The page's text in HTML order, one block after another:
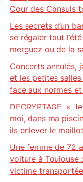
Cour des Consuls
Les secrets d’un
se régaler tout
merguez ou de la
Concerts annulés,
et les petites
face aux normes
DECRYPTAGE. «
moi, dans ma
ils enlever le
Une femme de 72
voiture à Toulouse
victime transportée